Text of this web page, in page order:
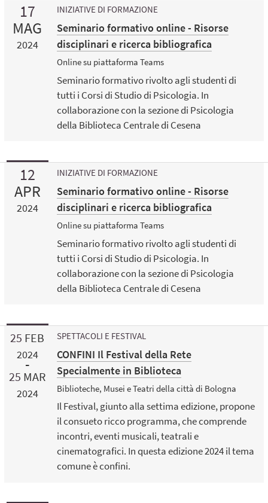
17
MAG
2024
INIZIATIVE DI FORMAZIONE
Seminario formativo online - Risorse
disciplinari e ricerca bibliografica
Online su piattaforma Teams
Seminario formativo rivolto agli studenti di
tutti i Corsi di Studio di Psicologia. In
collaborazione con la sezione di Psicologia
della Biblioteca Centrale di Cesena
12
APR
2024
INIZIATIVE DI FORMAZIONE
Seminario formativo online - Risorse
disciplinari e ricerca bibliografica
Online su piattaforma Teams
Seminario formativo rivolto agli studenti di
tutti i Corsi di Studio di Psicologia. In
collaborazione con la sezione di Psicologia
della Biblioteca Centrale di Cesena
25 FEB
2024
25 MAR
2024
SPETTACOLI E FESTIVAL
CONFINI Il Festival della Rete
Specialmente in Biblioteca
Biblioteche, Musei e Teatri della città di Bologna
Il Festival, giunto alla settima edizione, propone
il consueto ricco programma, che comprende
incontri, eventi musicali, teatrali e
cinematografici. In questa edizione 2024 il tema
comune è confini.